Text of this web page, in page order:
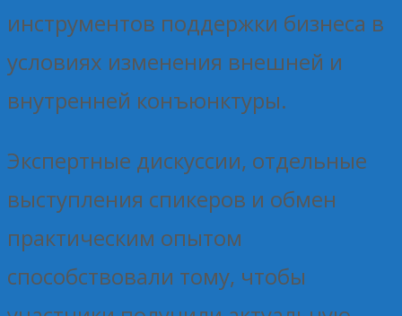
инструментов поддержки бизнеса в
условиях изменения внешней и
внутренней конъюнктуры.
Экспертные дискуссии, отдельные
выступления спикеров и обмен
практическим опытом
способствовали тому, чтобы